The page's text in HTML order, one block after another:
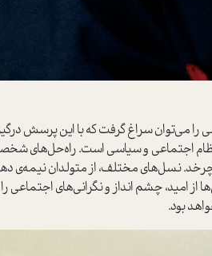
را می‌توان سراغ گرفت که با این پرسش
اجتماعی و سیاسی است. راه‌‌حل‌های
نسل‌های مختلف، از متولدان نیمه‌ی
از امید، چشم انداز و نگرانی‌های اجتماعی
بود.